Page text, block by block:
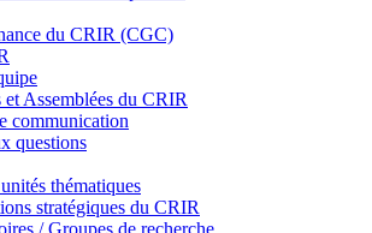
du CRIR (CGC)
et Assemblées du CRIR
communication
questions
thématiques
stratégiques du CRIR
/ Groupes de recherche